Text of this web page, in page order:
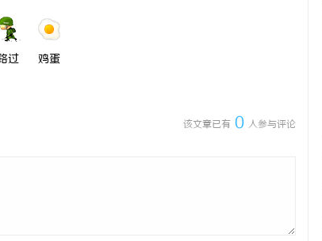
过 鸡蛋
该文章已有 0 人参与评论